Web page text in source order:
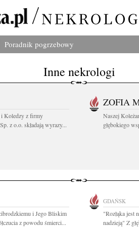
Poradnik pogrzebowy
Inne nekrologi
Koledzy z firmy
z o.o. składają wyrazy...
ZOFIA
Naszej
głębokiego
i Jego Bliskim
z powodu śmierci...
GDAŃSK
"Rozłąka jest
nadzieją" Z